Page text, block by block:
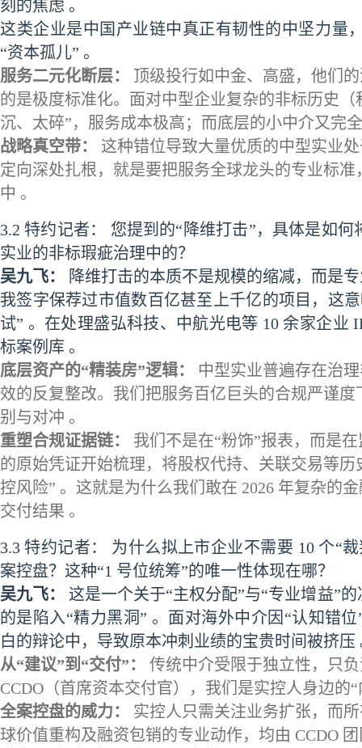
刻的焦虑 。
这类企业是中国产业链中真正有韧性的中坚力量
“资本孤儿” 。
服务二元化断层：
顶级投行如中金、高盛，他们
的是极度标准化。面对中型企业复杂的非标历史
沉、太碎”，服务成本极高；而底层的小中介又完
战略真空带：
这种错位导致大量优质的中型实业
定向深处扎根，就是要把服务全球龙头的专业标
中 。
3.2 特约记者： 您提到的“降维打击”，具体是如
实业的非标瑕疵治理中的？
吴九飞：
降维打击的本质不是规模的缩减，而是
我签字保荐过市值数百亿甚至上千亿的项目，这
试” 。在处理盛弘科技、中航光电等 10 余家企业
标案例库 。
底层资产的“精装房”逻辑：
中型实业普遍存在治
效的反复整改。我们把服务百亿巨头的合规严谨
别与对冲 。
重塑合规证据链：
我们不是在“粉饰”报表，而是
的原始凭证开始梳理，将股权代持、关联交易等
控风险” 。这就是为什么我们敢在 2026 年复杂的
交付结果 。
3.3 特约记者： 为什么拟上市企业不需要 10 个“
案控盘？这种“1 号位统筹”的唯一性体现在哪？
吴九飞：
这是一个关于“主权分配”与“专业增益”
的是陷入“精力黑洞” 。面对海外中介因“认知错
白的辩论中，导致原本冲刺业绩的宝贵时间被挤压
从“建议”到“交付”：
传统中介受限于独立性，只
CCDO（首席资本交付官），我们是实控人身边的
全案控盘的威力：
实控人只需关注业务扩张，而
球价值重构及融资包销的专业动作，均由 CCDO